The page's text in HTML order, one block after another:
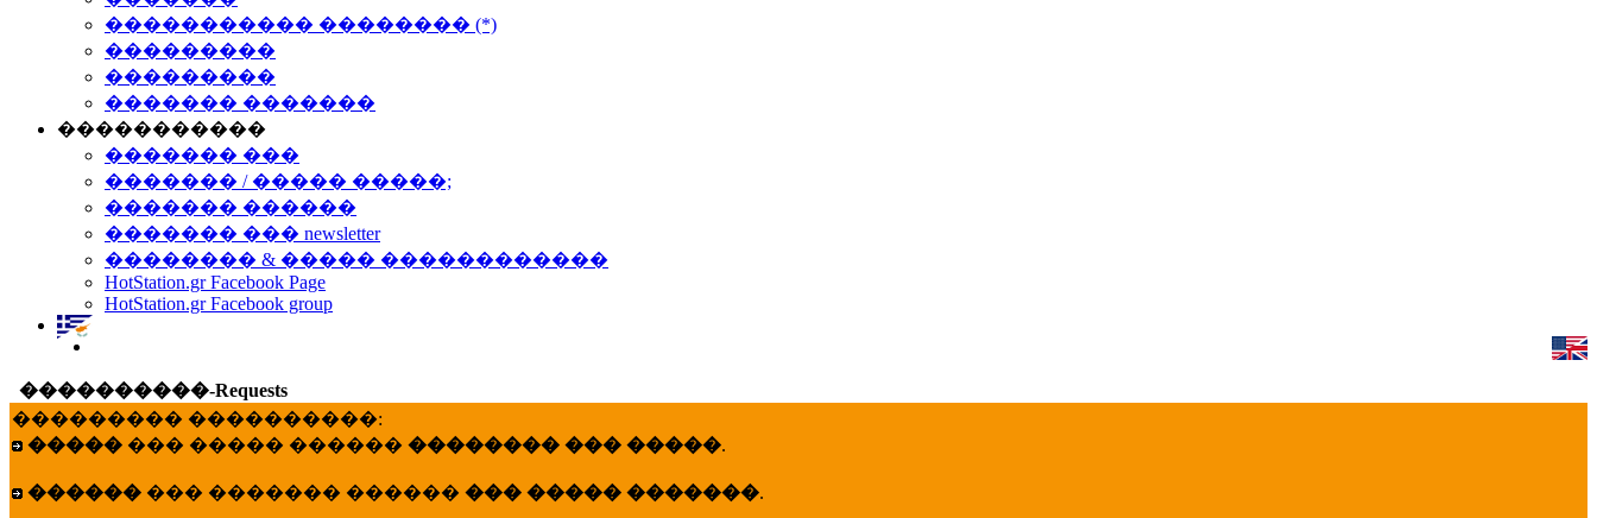
����������� �������� (*)
���������
���������
������� �������
�����������
������� ���
������� / ����� �����;
������� ������
������� ��� newsletter
�������� & ����� ������������
HotStation.gr Facebook Page
HotStation.gr Facebook group
����������-Requests
��������� ����������:
����� ��� ����� ������ �������� ��� �����.
������ ��� ������� ������ ��� ����� �������.